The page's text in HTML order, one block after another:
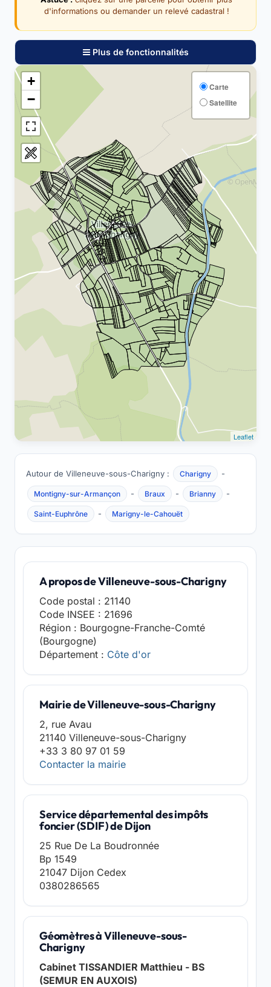
d'informations ou demander un relevé cadastral !
Plus de fonctionnalités
+
−
Carte
Satellite
Leaflet
Autour de Villeneuve-sous-Charigny : Charigny -
Montigny-sur-Armançon - Braux - Brianny -
Saint-Euphrône - Marigny-le-Cahouët
A propos de Villeneuve-sous-Charigny
Code postal : 21140
Code INSEE : 21696
Région : Bourgogne-Franche-Comté
(Bourgogne)
Département : Côte d'or
Mairie de Villeneuve-sous-Charigny
2, rue Avau
21140 Villeneuve-sous-Charigny
+33 3 80 97 01 59
Contacter la mairie
Service départemental des impôts
foncier (SDIF) de Dijon
25 Rue De La Boudronnée
Bp 1549
21047 Dijon Cedex
0380286565
Géomètres à Villeneuve-sous-
Charigny
Cabinet TISSANDIER Matthieu - BS
(SEMUR EN AUXOIS)